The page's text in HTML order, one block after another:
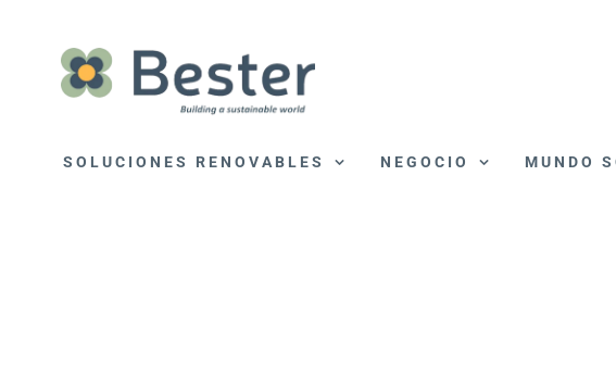
contenido
SOLUCIONES RENOVABLES NEGOCIO MUNDO